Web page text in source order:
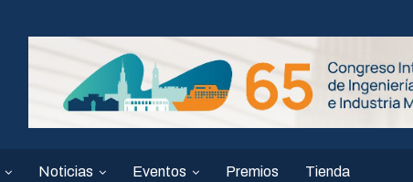
Noticias Eventos Premios Tienda